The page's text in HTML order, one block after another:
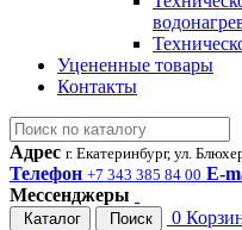
Уцененные товары
Контакты
Адрес г. Екатеринбург, ул.
Телефон +7 343 385 84 00 E-
Мессенджеры
Каталог Поиск 0